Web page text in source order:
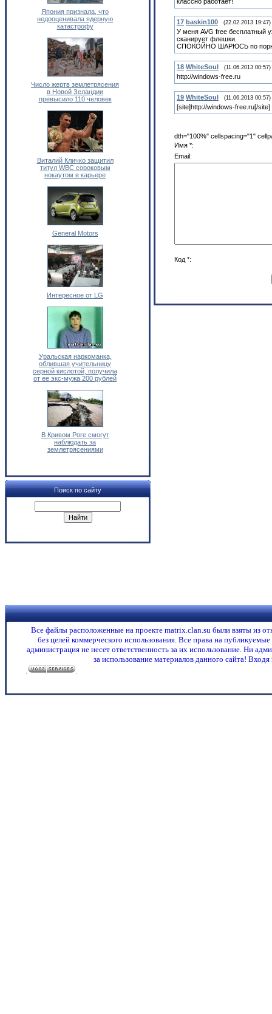
Япония признала, что
недооценивала ядерную
катастрофу
Число жертв землетрясения
в Новой Зеландии
превысило 110 человек
Виталий Кличко защитил
титул WBC сороковым
нокаутом в карьере
General Motors
Интересное от LG
Уральская наркоманка,
облившая учительницу
серной кислотой, получила
от ее экс-мужа 200 рублей
В Кривом Роге смогут
наблюдать за
землетрясениями
Поиск по сайту
17 baskin100 (22.02.2013 19:47)
У меня AVG free бесплатный
сканирует флешки.
СПОКОЙНО ШАРЮСЬ по
18 WhiteSoul (11.06.2013 00:57)
http://windows-free.ru
19 WhiteSoul (11.06.2013 00:57)
[site]http://windows-free.ru[/site]
dth="100%" cellspacing="1"
Имя *:
Email:
Код *:
Все файлы расположенные на проекте matrix.clan.su были взяты из
без целей коммерческого использования. Все права на
администрация не несет ответственность за их использование. Ни
за использование материалов данного сайта!